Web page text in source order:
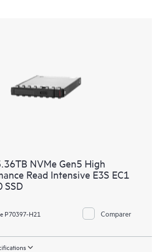
NVMe Gen5 High
Read Intensive E3S EC1
SSD
P70397-H21 Comparer